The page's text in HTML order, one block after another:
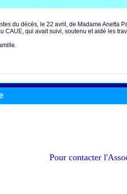
du décès, le 22 avril, de Madame Anetta
CAUE, qui avait suivi, soutenu et aidé les
Pour contacter